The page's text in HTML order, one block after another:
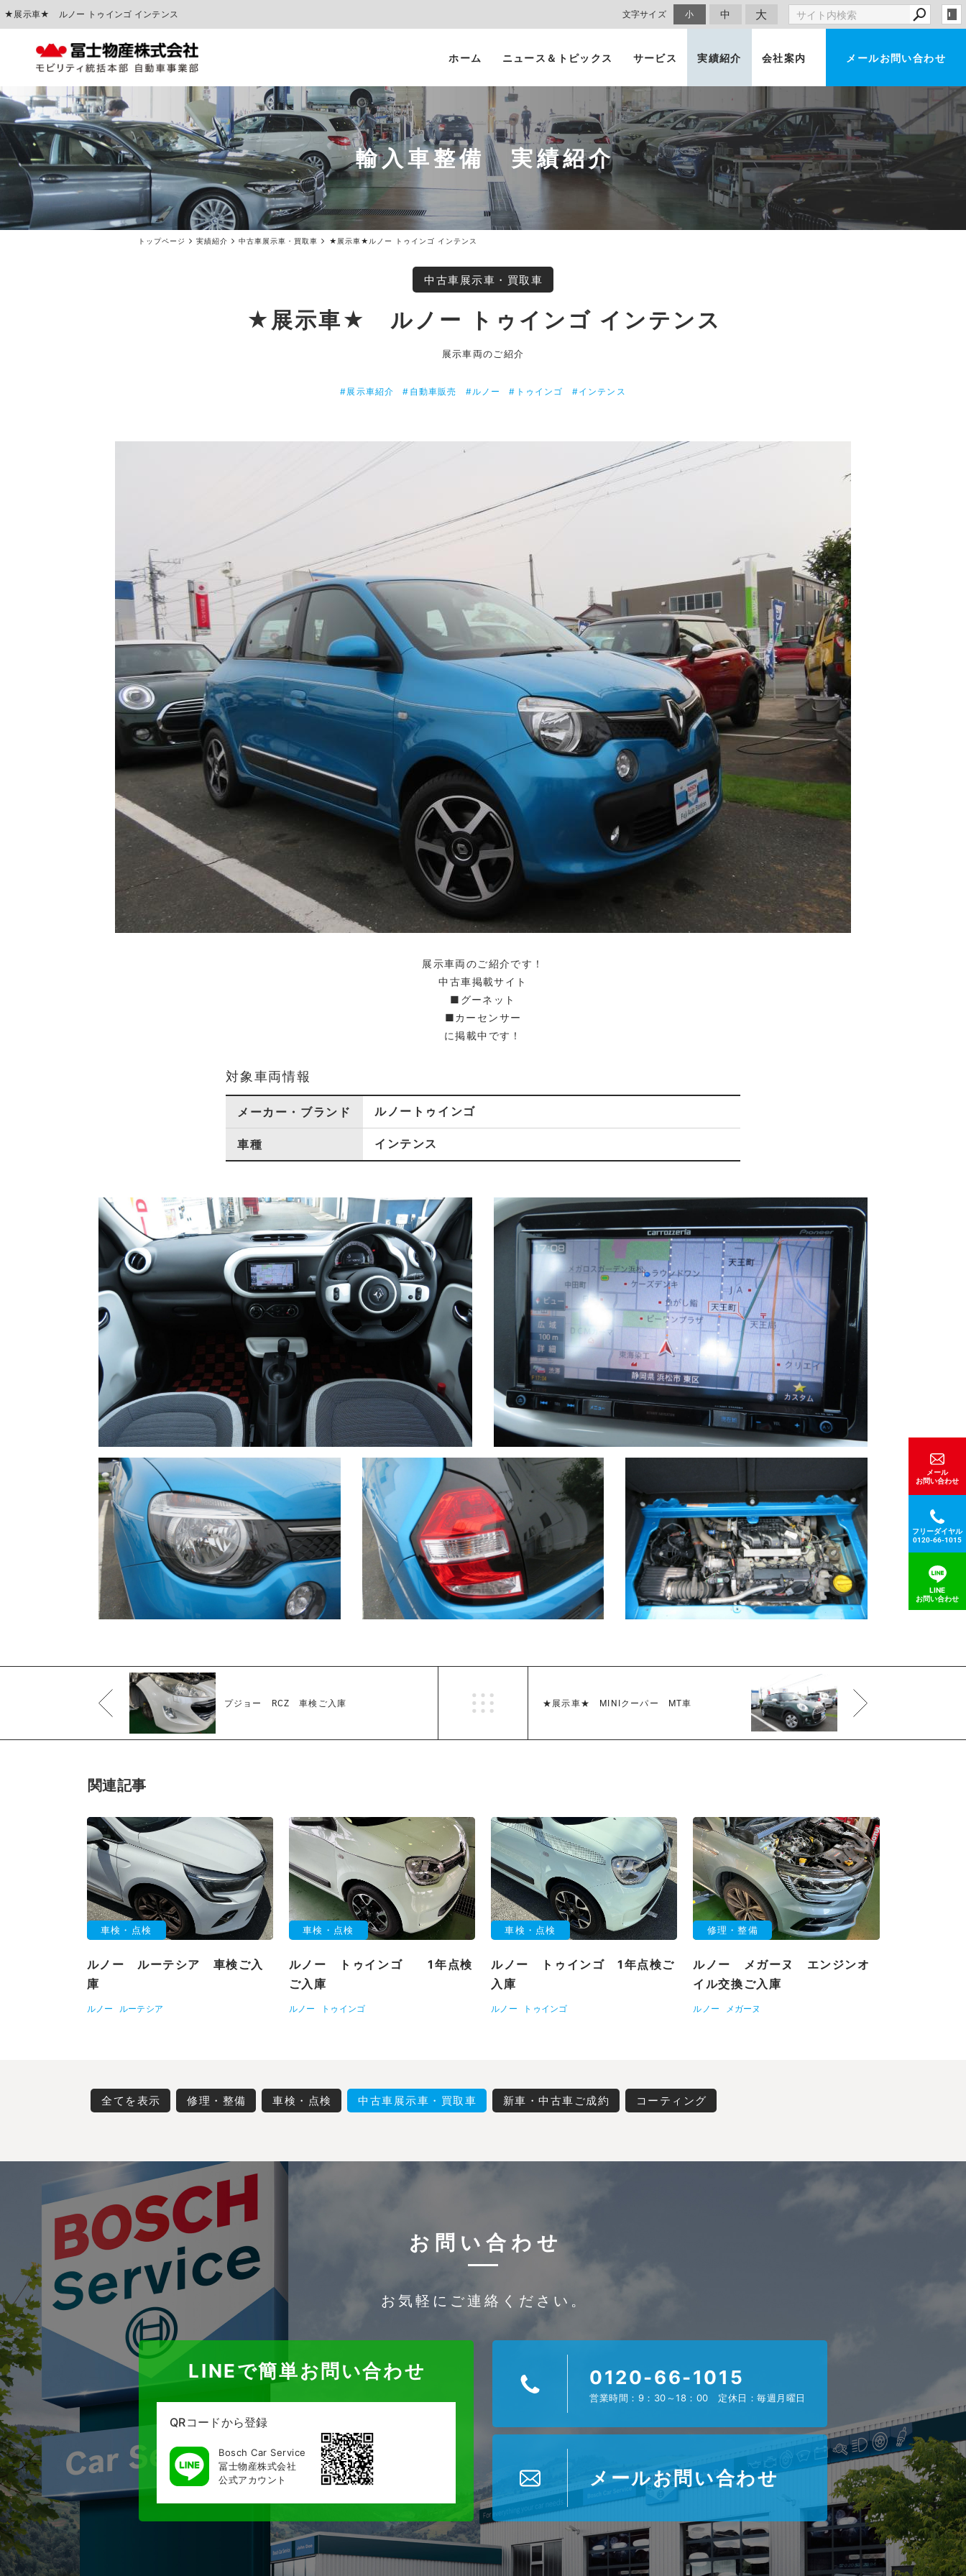
★展示車★ ルノー トゥインゴ インテンス 文字サイズ 小 中 大
ホーム ニュース＆トピックス サービス 実績紹介 会社案内 メールお問い合わせ
メール
お問い合わせ
フリーダイヤル
0120-66-1015
LINE
お問い合わせ
輸入車整備 実績紹介
トップページ 実績紹介 中古車展示車・買取車 ★展示車★ルノー トゥインゴ インテンス
中古車展示車・買取車
★展示車★ ルノー トゥインゴ インテンス
展示車両のご紹介
#展示車紹介 #自動車販売 #ルノー #トゥインゴ #インテンス
展示車両のご紹介です！
中古車掲載サイト
■グーネット
■カーセンサー
に掲載中です！
対象車両情報
メーカー・ブランド ルノートゥインゴ
車種 インテンス
プジョー RCZ 車検ご入庫 ★展示車★ MINIクーパー MT車
関連記事
車検・点検
ルノー ルーテシア 車検ご入
庫
ルノー ルーテシア
車検・点検
ルノー トゥインゴ 1年点検
ご入庫
ルノー トゥインゴ
車検・点検
ルノー トゥインゴ 1年点検ご
入庫
ルノー トゥインゴ
修理・整備
ルノー メガーヌ エンジンオ
イル交換ご入庫
ルノー メガーヌ
全てを表示 修理・整備 車検・点検 中古車展示車・買取車 新車・中古車ご成約 コーティング
お問い合わせ
お気軽にご連絡ください。
LINEで簡単お問い合わせ
QRコードから登録
Bosch Car Service
冨士物産株式会社
公式アカウント
0120-66-1015
営業時間：9：30～18：00 定休日：毎週月曜日
メールお問い合わせ